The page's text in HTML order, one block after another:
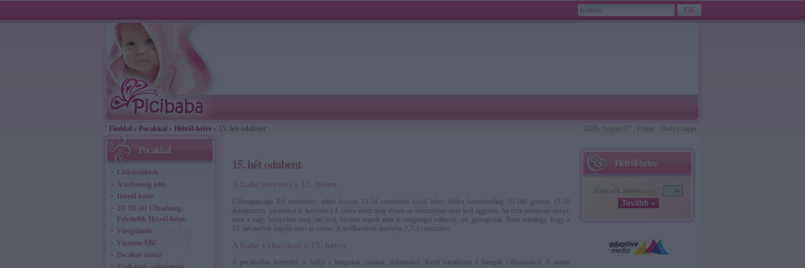
Főoldal » Pocakkal » Hétről-hétre » 15. hét odabent 2026. August 07., Friday - Ibolya napja
15. hét odabent
Ülőmagassága 8,6 centiméter, teljes hossza 13-14 centiméter körül lehet. Súlya hozzávetőleg 50-100 gramm. (5-10
dekagramm, párizsiból is kevéske.) A súlya miatt még ebben az időszakban nem kell aggódni, ha nem pontosan annyi,
mint a nagy könyvben meg van írva, hiszem napok alatt is rengeteget változik, nő, gyarapszik. Nem mindegy, hogy a
15. hét melyik napján méri az orvos. A mellkasának átmérője 2,7-3 centiméter.
A pocakodon keresztül is hallja a hangokat, zajokat, dallamokat. Kezd barátkozni a hangok változásaival. A mama
Hétről-hétre
Hányadik hétben vagy?
Tovább »
Pocakkal
Előkészületek
A terhesség jelei
Hétről-hétre
2D 3D 4D Ultrahang
Felvételek Hétről-hétre
Vizsgálatok
Vitamin ABC
Pocakos szótár